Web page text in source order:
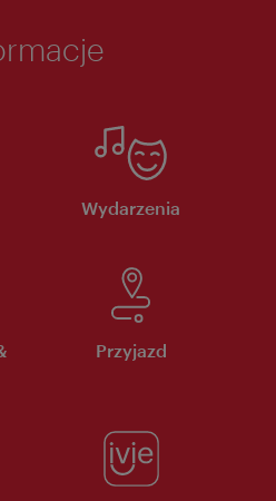
Wydarzenia
Przyjazd